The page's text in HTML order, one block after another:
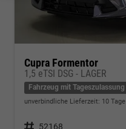
Cupra Formentor
1,5 eTSI DSG - LAGER
Fahrzeug mit Tageszulassung
unverbindliche Lieferzeit: 10 Tage
Fahrzeugnr. 52168